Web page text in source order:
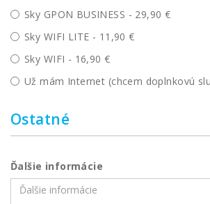
Sky GPON BUSINESS - 29,90 €
Sky WIFI LITE - 11,90 €
Sky WIFI - 16,90 €
Už mám Internet (chcem doplnkovú
Ostatné
Ďalšie informácie